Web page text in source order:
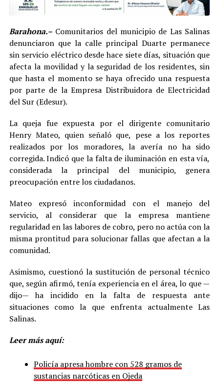
Barahona.–Comunitarios del municipio de Las Salinas
denunciaron que la calle principal Duarte permanece
sin servicio eléctrico desde hace siete días, situación que
afecta la movilidad y la seguridad de los residentes, sin
que hasta el momento se haya ofrecido una respuesta
por parte de la Empresa Distribuidora de Electricidad
del Sur (Edesur).
La queja fue expuesta por el dirigente comunitario
Henry Mateo, quien señaló que, pese a los reportes
realizados por los moradores, la avería no ha sido
corregida. Indicó que la falta de iluminación en esta vía,
considerada la principal del municipio, genera
preocupación entre los ciudadanos.
Mateo expresó inconformidad con el manejo del
servicio, al considerar que la empresa mantiene
regularidad en las labores de cobro, pero no actúa con la
misma prontitud para solucionar fallas que afectan a la
comunidad.
Asimismo, cuestionó la sustitución de personal técnico
que, según afirmó, tenía experiencia en el área, lo que —
dijo— ha incidido en la falta de respuesta ante
situaciones como la que enfrenta actualmente Las
Salinas.
Leer más aquí:
Policía apresa hombre con 528 gramos de
sustancias narcóticas en Ojeda